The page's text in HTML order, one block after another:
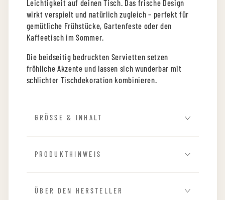
Leichtigkeit auf deinen Tisch. Das frische Design
wirkt verspielt und natürlich zugleich – perfekt für
gemütliche Frühstücke, Gartenfeste oder den
Kaffeetisch im Sommer.
Die beidseitig bedruckten Servietten setzen
fröhliche Akzente und lassen sich wunderbar mit
schlichter Tischdekoration kombinieren.
GRÖSSE & INHALT
PRODUKTHINWEIS
ÜBER DEN HERSTELLER